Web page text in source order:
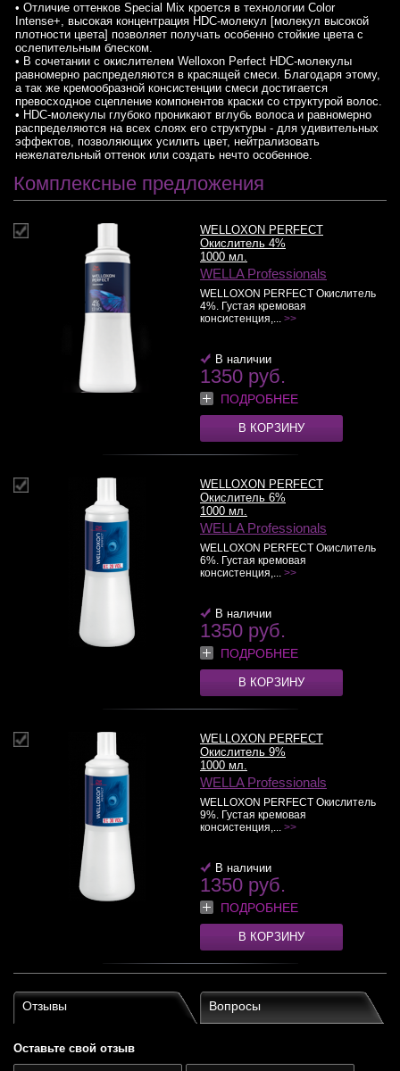
• Отличие оттенков Special Mix кроется в технологии Color
Intense+, высокая концентрация HDC-молекул [молекул высокой
плотности цвета] позволяет получать особенно стойкие цвета с
ослепительным блеском.
• В сочетании с окислителем Welloxon Perfect HDC-молекулы
равномерно распределяются в красящей смеси. Благодаря этому,
а так же кремообразной консистенции смеси достигается
превосходное сцепление компонентов краски со структурой волос.
• HDC-молекулы глубоко проникают вглубь волоса и равномерно
распределяются на всех слоях его структуры - для удивительных
эффектов, позволяющих усилить цвет, нейтрализовать
нежелательный оттенок или создать нечто особенное.
Комплексные предложения
WELLOXON PERFECT
Окислитель 4%
1000 мл.
WELLA Professionals
WELLOXON PERFECT Окислитель
4%. Густая кремовая
консистенция,... >>
В наличии
1350 руб.
ПОДРОБНЕЕ
В КОРЗИНУ
WELLOXON PERFECT
Окислитель 6%
1000 мл.
WELLA Professionals
WELLOXON PERFECT Окислитель
6%. Густая кремовая
консистенция,... >>
В наличии
1350 руб.
ПОДРОБНЕЕ
В КОРЗИНУ
WELLOXON PERFECT
Окислитель 9%
1000 мл.
WELLA Professionals
WELLOXON PERFECT Окислитель
9%. Густая кремовая
консистенция,... >>
В наличии
1350 руб.
ПОДРОБНЕЕ
В КОРЗИНУ
Отзывы Вопросы
Оставьте свой отзыв